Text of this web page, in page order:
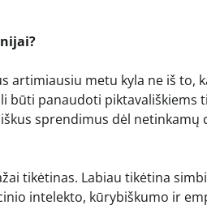
artimiausiu metu kyla ne iš to,
būti panaudoti piktavališkiems
sprendimus dėl netinkamų
tikėtinas. Labiau tikėtina
intelekto, kūrybiškumo ir